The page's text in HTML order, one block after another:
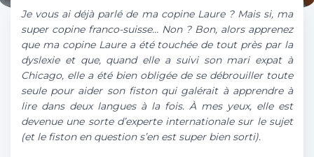
Je vous ai déjà parlé de ma copine Laure ? Mais si, ma
super copine franco-suisse… Non ? Bon, alors apprenez
que ma copine Laure a été touchée de tout près par la
dyslexie et que, quand elle a suivi son mari expat à
Chicago, elle a été bien obligée de se débrouiller toute
seule pour aider son fiston qui galérait à apprendre à
lire dans deux langues à la fois. À mes yeux, elle est
devenue une sorte d’experte internationale sur le sujet
(et le fiston en question s’en est super bien sorti).